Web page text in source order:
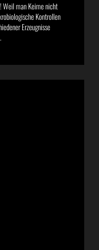
Weil man Keime nicht
Kontrollen
Erzeugnisse